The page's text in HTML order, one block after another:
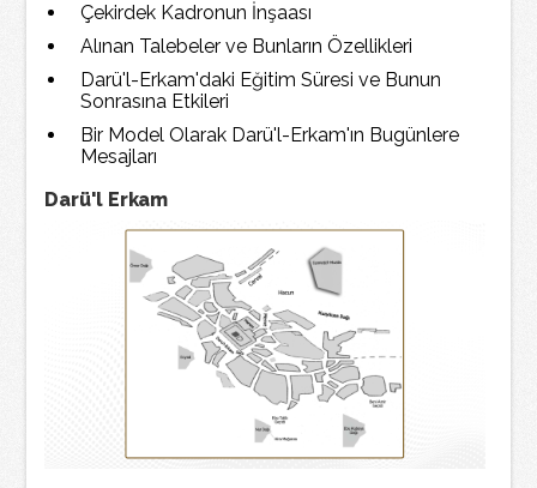
Çekirdek Kadronun İnşaası
Alınan Talebeler ve Bunların Özellikleri
Darü'l-Erkam'daki Eğitim Süresi ve Bunun
Sonrasına Etkileri
Bir Model Olarak Darü'l-Erkam'ın Bugünlere
Mesajları
Darü'l Erkam